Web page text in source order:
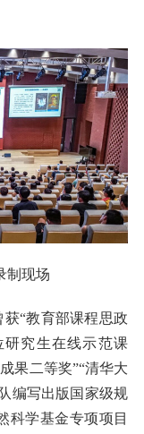
制现场
“教育部课程思政
研究生在线示范课
果二等奖”“清华大
编写出版国家级规
科学基金专项项目